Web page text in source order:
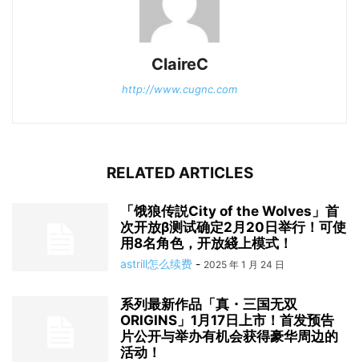
ClaireC
http://www.cugnc.com
RELATED ARTICLES
「饿狼传説City of the Wolves」首
次开放β测试确定2月20日举行！可使
用8名角色，开放綫上模式！
astrill怎么续费 - 2025 年 1 月 24 日
系列最新作品「真・三国无双
ORIGINS」1月17日上市！首发预告
片公开与举办有机会获得豪华周边的
活动！